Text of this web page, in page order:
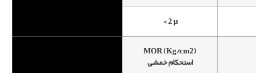
< 2 µ
MOR (Kg/cm2)
استحکام خمشی